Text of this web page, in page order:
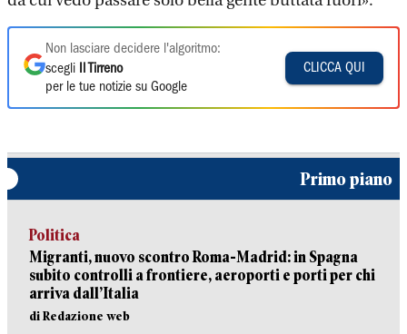
Non lasciare decidere l'algoritmo:
scegli
Il Tirreno
per le tue notizie su Google
CLICCA QUI
Primo piano
Politica
Migranti, nuovo scontro Roma-Madrid: in Spagna
subito controlli a frontiere, aeroporti e porti per chi
arriva dall’Italia
di Redazione web